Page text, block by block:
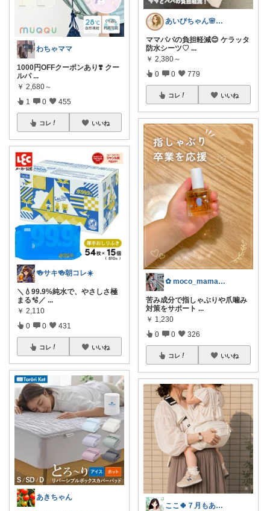
わちゃママ
1000円OFFクーポンあり❣️ クー
ルパ ...
￥ 2,680～
1 0 455
コレ いいね
🍻サキ🍻朝コレ☀️
＼💧99.9%純水で、やさしさ極
まる🫧／ ...
￥ 2,110
0 0 431
コレ いいね
あきちゃん
あいびちゃん🌸２児mama
ママパパの負担軽減😊 ケラッタ
防水シーツ♡ ...
￥ 2,380～
0 0 779
コレ いいね
✿ moco_mama_life ✿
苦み成分で指しゃぶりや爪噛み
対策をサポート ...
￥ 1,230
0 0 326
コレ いいね
ここ🍀７月もありがとう🍀